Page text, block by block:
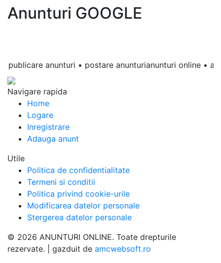
Anunturi GOOGLE
anunturi • postare anunturianunturi online •
Navigare rapida
Home
Logare
Inregistrare
Adauga anunt
Utile
Politica de confidentialitate
Termeni si conditii
Politica privind cookie-urile
Modificarea datelor personale
Stergerea datelor personale
© 2026 ANUNTURI ONLINE. Toate drepturile
rezervate. | gazduit de amcwebsoft.ro